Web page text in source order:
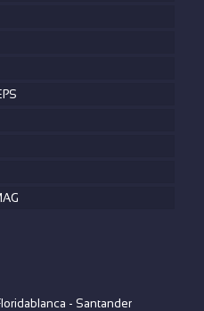
- Santander